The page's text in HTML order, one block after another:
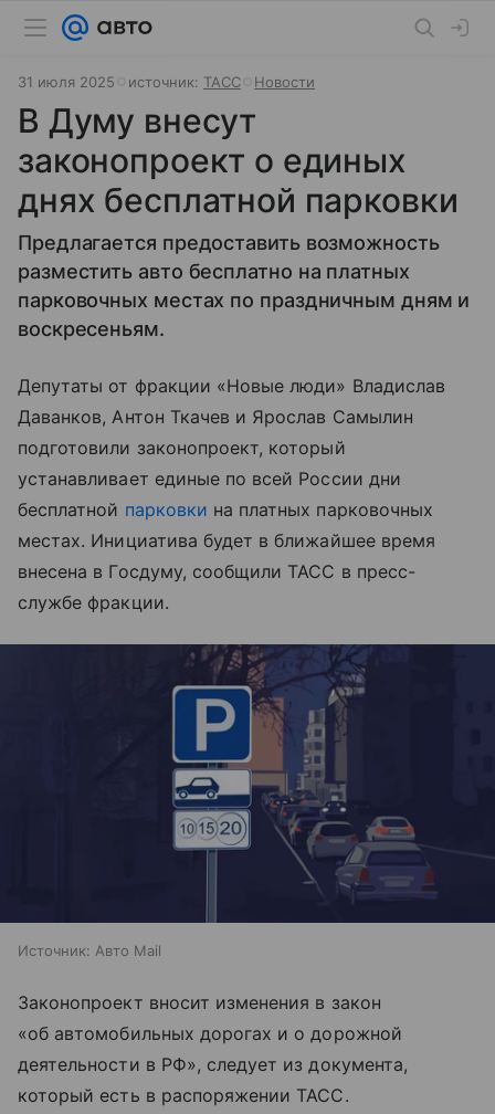
31 июля 2025 источник: ТАСС Новости
В Думу внесут
законопроект о единых
днях бесплатной парковки
Предлагается предоставить возможность
разместить авто бесплатно на платных
парковочных местах по праздничным дням и
воскресеньям.
Депутаты от фракции «Новые люди» Владислав
Даванков, Антон Ткачев и Ярослав Самылин
подготовили законопроект, который
устанавливает единые по всей России дни
бесплатной парковки на платных парковочных
местах. Инициатива будет в ближайшее время
внесена в Госдуму, сообщили ТАСС в пресс-
службе фракции.
Источник: Авто Mail
Законопроект вносит изменения в закон
«об автомобильных дорогах и о дорожной
деятельности в РФ», следует из документа,
который есть в распоряжении ТАСС.